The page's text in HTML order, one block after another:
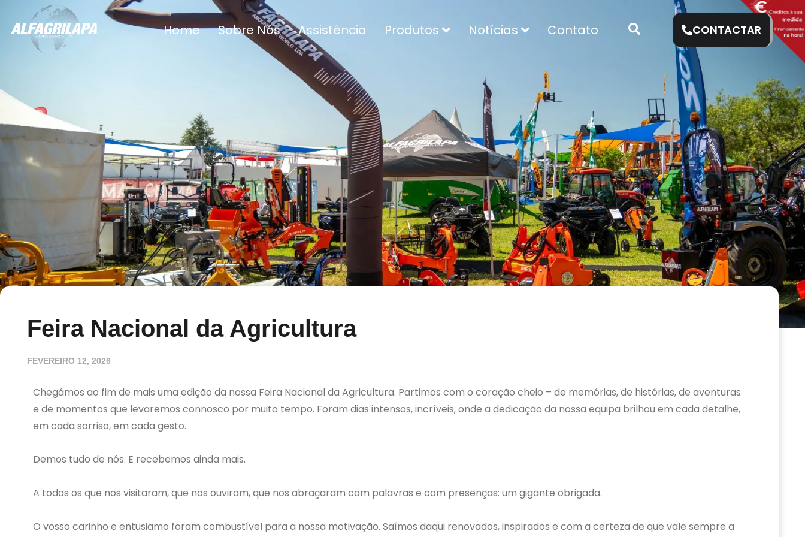
Home Sobre Nós Assistência Produtos Notícias Contato CONTACTAR
Feira Nacional da Agricultura
FEVEREIRO 12, 2026
Chegámos ao fim de mais uma edição da nossa Feira Nacional da Agricultura. Partimos com o coração cheio – de memórias, de histórias, de aventuras
e de momentos que levaremos connosco por muito tempo. Foram dias intensos, incríveis, onde a dedicação da nossa equipa brilhou em cada detalhe,
em cada sorriso, em cada gesto.
Demos tudo de nós. E recebemos ainda mais.
A todos os que nos visitaram, que nos ouviram, que nos abraçaram com palavras e com presenças: um gigante obrigada.
O vosso carinho e entusiamo foram combustível para a nossa motivação. Saímos daqui renovados, inspirados e com a certeza de que vale sempre a